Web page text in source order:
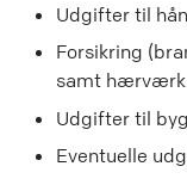
Udgifter til
Forsikring
samt hærværk
Udgifter til
Eventuelle